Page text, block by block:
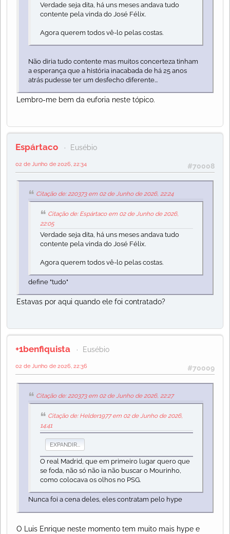
Verdade seja dita, há uns meses andava tudo
contente pela vinda do José Félix.
Agora querem todos vê-lo pelas costas.
Não diria tudo contente mas muitos concerteza tinham
a esperança que a história inacabada de há 25 anos
atrás pudesse ter um desfecho diferente...
Lembro-me bem da euforia neste tópico.
Espártaco Eusébio
#70008
02 de Junho de 2026, 22:34
Citação de: 220373 em 02 de Junho de 2026, 22:24
Citação de: Espártaco em 02 de Junho de 2026,
22:05
Verdade seja dita, há uns meses andava tudo
contente pela vinda do José Félix.
Agora querem todos vê-lo pelas costas.
define "tudo"
Estavas por aqui quando ele foi contratado?
+1benfiquista Eusébio
#70009
02 de Junho de 2026, 22:36
Citação de: 220373 em 02 de Junho de 2026, 22:27
Citação de: Helder1977 em 02 de Junho de 2026,
14:41
EXPANDIR...
O real Madrid, que em primeiro lugar quero que
se foda, não só não ia não buscar o Mourinho,
como colocava os olhos no PSG.
Nunca foi a cena deles, eles contratam pelo hype
O Luis Enrique neste momento tem muito mais hype e